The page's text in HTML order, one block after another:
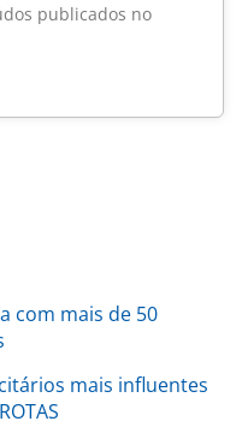
publicados no
com mais de 50
mais influentes